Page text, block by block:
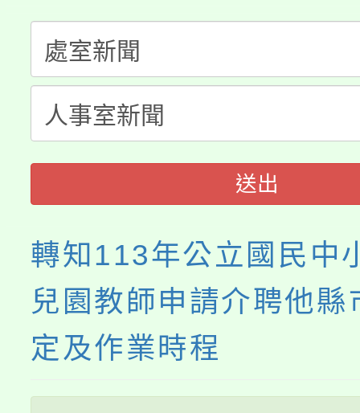
半價優惠，詳情可洽有
者。
份教師增能研習
大溪自造教育及科技中
份教師研習
淨零綠生活教案入校路
會
115年食農教育專業人
程
送出
轉知113年公立國民中
兒園教師申請介聘他縣
定及作業時程